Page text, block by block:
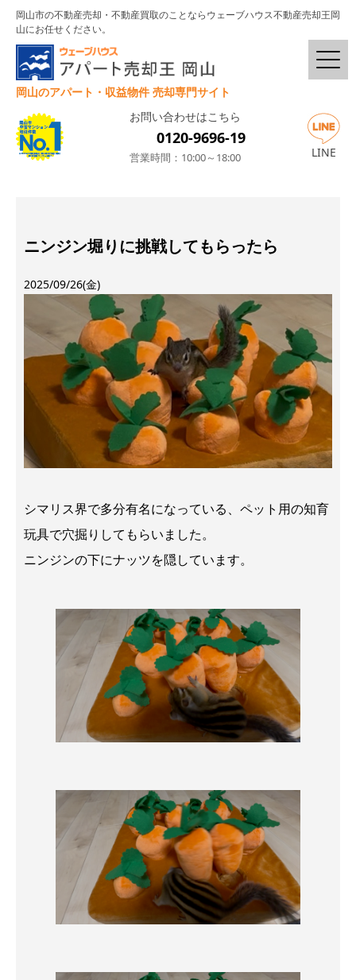
岡山市の不動産売却・不動産買取のことならウェーブハウス不動産売却王岡
山にお任せください。
岡山のアパート・収益物件 売却専門サイト
お問い合わせはこちら
0120-9696-19
営業時間：10:00～18:00 LINE
ニンジン堀りに挑戦してもらったら
2025/09/26(金)
シマリス界で多分有名になっている、ペット用の知育
玩具で穴掘りしてもらいました。
ニンジンの下にナッツを隠しています。